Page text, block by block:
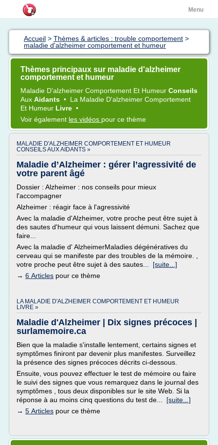
Menu
Accueil > Thèmes & articles : trouble comportement >
maladie d'alzheimer comportement et humeur
Thèmes principaux sur maladie d'alzheimer
comportement et humeur
Maladie D'alzheimer Comportement Et Humeur Conseils
Aux Aidants • La Maladie D'alzheimer Comportement
Et Humeur Livre •
Voir également les vidéos pour ce thème
MALADIE D'ALZHEIMER COMPORTEMENT ET HUMEUR
CONSEILS AUX AIDANTS »
Maladie d’Alzheimer : gérer l’agressivité de
votre parent âgé
Dossier : Alzheimer : nos conseils pour mieux
l'accompagner
Alzheimer : réagir face à l'agressivité
Avec la maladie d'Alzheimer, votre proche peut être sujet à
des sautes d'humeur qui vous laissent démuni. Sachez que
faire...
Avec la maladie d' AlzheimerMaladies dégénératives du
cerveau qui se manifeste par des troubles de la mémoire. ,
votre proche peut être sujet à des sautes... [suite...]
→ 6 Articles pour ce thème
LA MALADIE D'ALZHEIMER COMPORTEMENT ET HUMEUR
LIVRE »
Maladie d'Alzheimer | Dix signes précoces |
surlamemoire.ca
Bien que la maladie s'installe lentement, certains signes et
symptômes finiront par devenir plus manifestes. Surveillez
la présence des signes précoces décrits ci-dessous.
Ensuite, vous pouvez effectuer le test de mémoire ou faire
le suivi des signes que vous remarquez dans le journal des
symptômes , tous deux disponibles sur le site Web. Si la
réponse à au moins cinq questions du test de... [suite...]
→ 5 Articles pour ce thème